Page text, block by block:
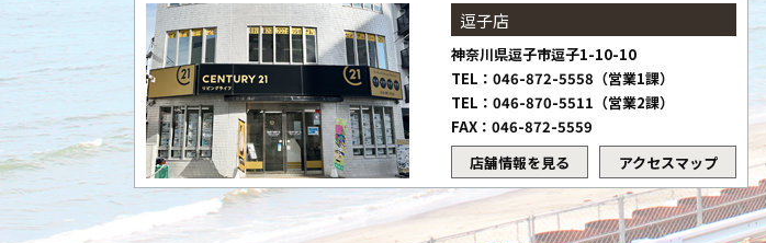
逗子店
神奈川県逗子市逗子1-10-10
TEL：046-872-5558（営業1課）
TEL：046-870-5511（営業2課）
FAX：046-872-5559
店舗情報を見る
アクセスマップ